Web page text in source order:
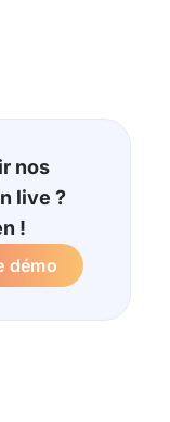
nos
live ?
!
démo